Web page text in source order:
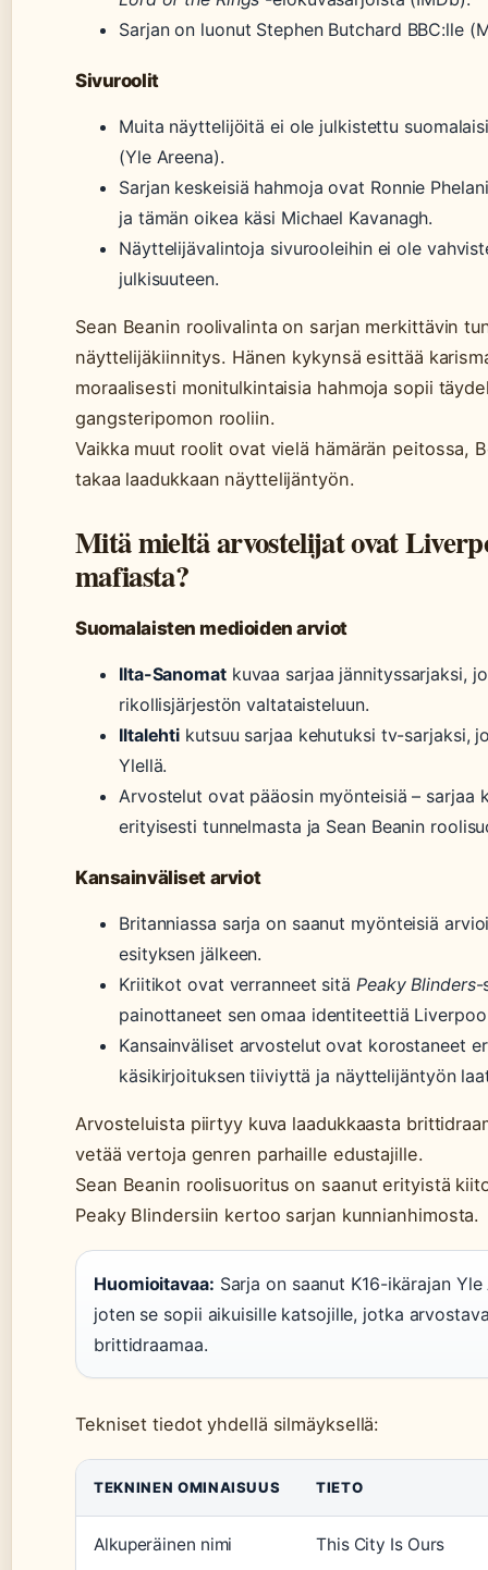
Sarjan on luonut Stephen Butchard BBC:lle
Sivuroolit
Muita näyttelijöitä ei ole julkistettu
(Yle Areena).
Sarjan keskeisiä hahmoja ovat Ronnie
ja tämän oikea käsi Michael Kavanagh.
Näyttelijävalintoja sivurooleihin ei ole
julkisuuteen.
Sean Beanin roolivalinta on sarjan merkittävin
näyttelijäkiinnitys. Hänen kykynsä esittää
moraalisesti monitulkintaisia hahmoja sopii
gangsteripomon rooliin.
Vaikka muut roolit ovat vielä hämärän peitossa,
takaa laadukkaan näyttelijäntyön.
Mitä mieltä arvostelijat ovat
mafiasta?
Suomalaisten medioiden arviot
Ilta-Sanomatkuvaa sarjaa jännityssarjaksi,
rikollisjärjestön valtataisteluun.
Iltalehti kutsuu sarjaa kehutuksi tv-sarjaksi,
Ylellä.
Arvostelut ovat pääosin myönteisiä – sarjaa
erityisesti tunnelmasta ja Sean Beanin
Kansainväliset arviot
Britanniassa sarja on saanut myönteisiä
esityksen jälkeen.
Kriitikot ovat verranneet sitä Peaky Blinders-
painottaneet sen omaa identiteettiä
Kansainväliset arvostelut ovat korostaneet
käsikirjoituksen tiiviyttä ja näyttelijäntyön
Arvosteluista piirtyy kuva laadukkaasta
vetää vertoja genren parhaille edustajille.
Sean Beanin roolisuoritus on saanut erityistä
Peaky Blindersiin kertoo sarjan kunnianhimosta.
Huomioitavaa: Sarja on saanut K16-ikärajan Yle
joten se sopii aikuisille katsojille, jotka
brittidraamaa.
Tekniset tiedot yhdellä silmäyksellä:
TEKNINEN OMINAISUUS TIETO
Alkuperäinen nimi This City Is Ours